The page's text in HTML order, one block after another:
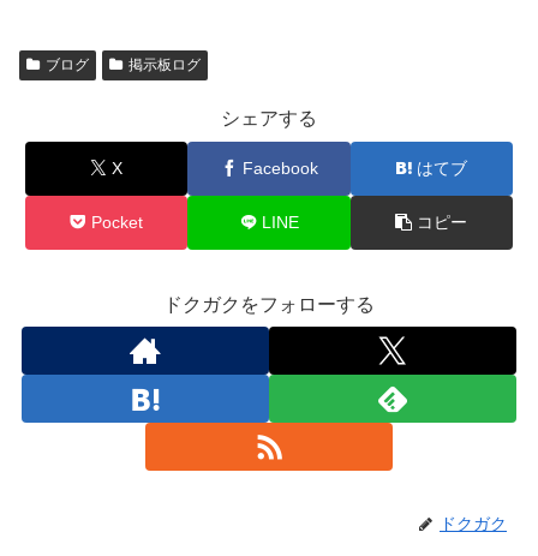
ブログ 掲示板ログ
シェアする
X Facebook はてブ
Pocket LINE コピー
ドクガクをフォローする
ドクガク